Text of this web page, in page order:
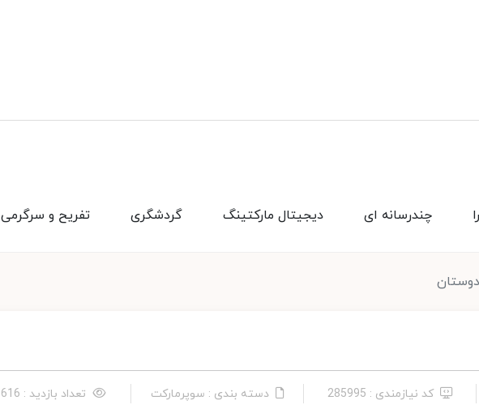
تفریح و سرگرمی گردشگری دیجیتال مارکتینگ چندرسانه ای
کد نیازمندی : 285995 دسته بندی : سوپرماركت تعداد بازدید : 616 نفر